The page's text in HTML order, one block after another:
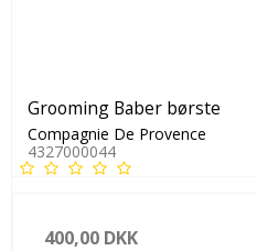
Grooming Baber børste
Compagnie De Provence
4327000044
400,00 DKK